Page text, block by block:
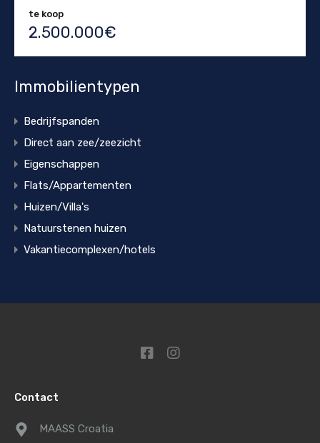
te koop
2.500.000€
Immobilientypen
Bedrijfspanden
Direct aan zee/zeezicht
Eigenschappen
Flats/Appartementen
Huizen/Villa's
Natuurstenen huizen
Vakantiecomplexen/hotels
Contact
MAASS Croatia